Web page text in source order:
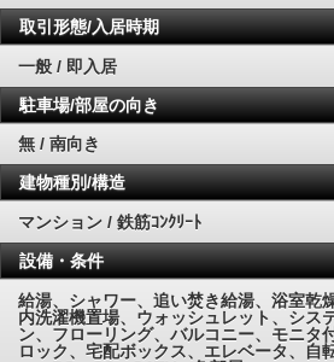
取引形態/入居時期
一般 / 即入居
駐車場/部屋の向き
無 / 南向き
建物種別/構造
マンション / 鉄筋ｺﾝｸﾘｰﾄ
設備・条件
給湯、シャワー、追い焚き給湯、浴室乾
内洗濯機置場、ウォッシュレット、シス
ン、フローリング、バルコニー、モニタ
ロック、宅配ボックス、エレベータ、自